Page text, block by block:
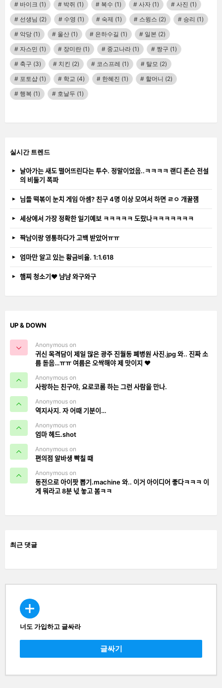
바이크 (1) 박쥐 (1) 복수 (1) 사자 (1) 사진 (1)
선생님 (2) 수영 (1) 숙제 (1) 스윙스 (2) 승리 (1)
악당 (1) 울산 (1) 은하수길 (1) 일본 (2)
자스민 (1) 장미란 (1) 중고나라 (1) 짱구 (1)
축구 (3) 치킨 (2) 코스프레 (1) 탈모 (2)
포토샵 (1) 학교 (4) 한혜진 (1) 할머니 (2)
행복 (1) 호날두 (1)
실시간 트렌드
날아가는 새도 떨어뜨린다는 투수. 정말이었음..ㅋㅋㅋㅋ 랜디 존슨 전설
의 비둘기 폭파
님들 떡볶이 눈치 게임 아셈? 친구 4명 이상 모여서 하면 ㄹㅇ 개꿀잼
세상에서 가장 정확한 일기예보 ㅋㅋㅋㅋㅋ 도랐나ㅋㅋㅋㅋㅋㅋㅋ
짝남이랑 영통하다가 고백 받았어ㅠㅠ
엄마만 알고 있는 황금비율. 1:1.618
햄찌 청소기❤️ 냠냠 와구와구
UP & DOWN
Anonymous on
귀신 목격담이 제일 많은 광주 진월동 폐병원 사진.jpg 와.. 진짜 소
름 돋음…ㅠㅠ 여름은 오싹해야 제 맛이지 ❤️
Anonymous on
사랑하는 친구야, 요로코롬 하는 그런 사람을 만나.
Anonymous on
역지사지. 자 어때 기분이…
Anonymous on
엄마 헤드.shot
Anonymous on
편의점 알바생 빡칠 때
Anonymous on
동전으로 아이팟 뽑기.machine 와.. 이거 아이디어 좋다ㅋㅋㅋ 이
게 뭐라고 8분 넋 놓고 봄ㅋㅋ
최근 댓글
CREATE
너도 가입하고 글싸라
글싸기